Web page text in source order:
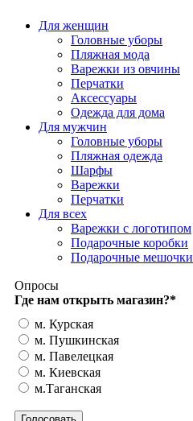
Для женщин
Головные уборы
Пляжная мода
Варежки из овчины
Перчатки
Аксессуары
Одежда для дома
Для мужчин
Головные уборы
Пляжная одежда
Шарфы
Варежки
Перчатки
Для всех
Варежки с логотипом
Подарочные коробки
Подарочные мешочки
Опросы
Где нам открыть магазин?*
м. Курская
м. Пушкинская
м. Павелецкая
м. Киевская
м.Таганская